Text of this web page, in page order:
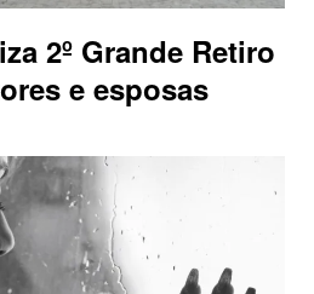
2º Grande Retiro
e esposas